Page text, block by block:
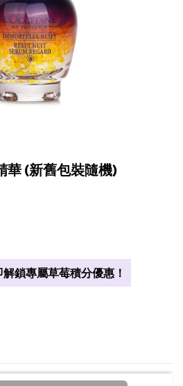
華 (新舊包裝隨機)
解鎖專屬草莓積分優惠！